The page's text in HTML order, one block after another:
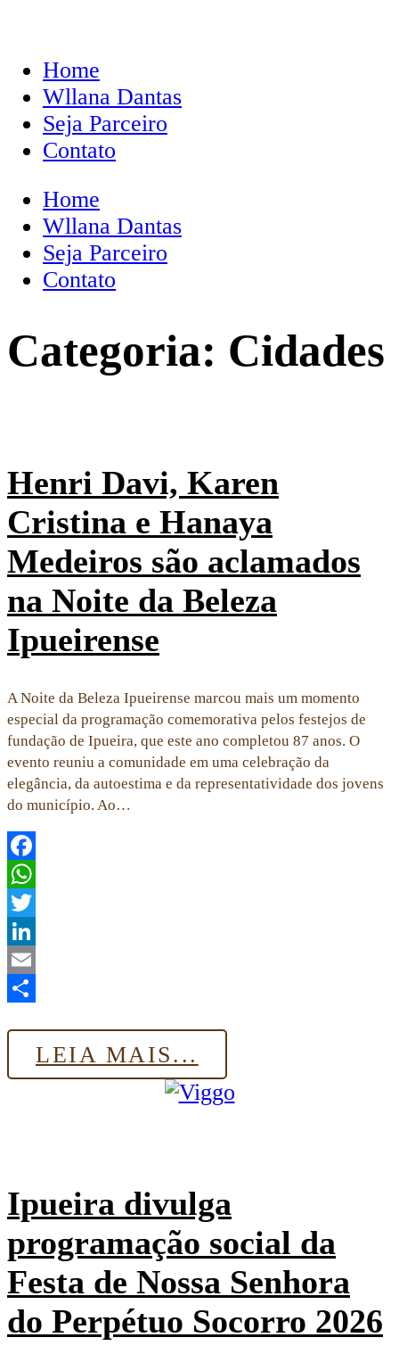
Home
Wllana Dantas
Seja Parceiro
Contato
Home
Wllana Dantas
Seja Parceiro
Contato
Categoria: Cidades
Henri Davi, Karen
Cristina e Hanaya
Medeiros são aclamados
na Noite da Beleza
Ipueirense
A Noite da Beleza Ipueirense marcou mais um momento
especial da programação comemorativa pelos festejos de
fundação de Ipueira, que este ano completou 87 anos. O
evento reuniu a comunidade em uma celebração da
elegância, da autoestima e da representatividade dos jovens
do município. Ao…
Facebook
WhatsApp
Twitter
LinkedIn
Email
LEIA MAIS...
Ipueira divulga
programação social da
Festa de Nossa Senhora
do Perpétuo Socorro 2026